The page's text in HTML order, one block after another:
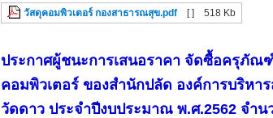
วัสดุคอมพิวเตอร์ กองสาธารณสุข.pdf [ ] 518 Kb
ประกาศผู้ชนะการเสนอราคา จัดซื้อครุภัณ
คอมพิวเตอร์ ของสำนักปลัด องค์การบริหา
วัดดาว ประจำปีงบประมาณ พ.ศ.2562 จำน